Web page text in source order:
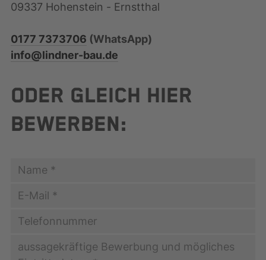
09337 Hohenstein - Ernstthal
0177 7373706 (WhatsApp)
info@lindner-bau.de
ODER GLEICH HIER
BEWERBEN: